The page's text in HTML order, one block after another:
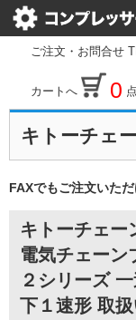
ご注文・お問合せ
カートへ 0 点
キトーチェ
FAXでもご注文いた
キトーチェー
電気チェーン
２シリーズ
下１速形 取